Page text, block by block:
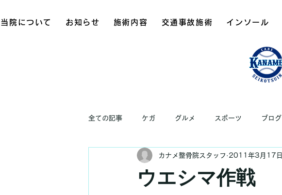
当院について お知らせ 施術内容 交通事故施術 インソール
全ての記事 ケガ グルメ スポーツ ブログ
ウエシマ作戦
カナメ整骨院スタッフ 2011年3月17日